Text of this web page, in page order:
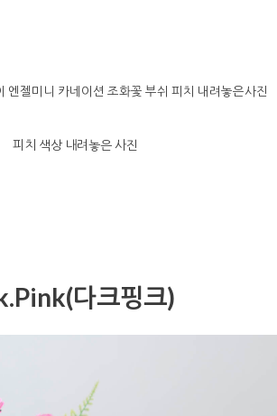
피치 색상 내려놓은 사진
다크핑크)